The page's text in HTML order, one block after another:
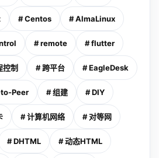
# Centos # AlmaLinux
# remote # flutter
控制 # 跨平台 # EagleDesk
Peer # 组建 # DIY
# 计算机网络 # 对等网
# DHTML # 动态HTML